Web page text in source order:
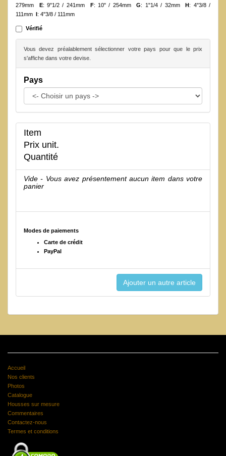
279mm
E: 9"1/2 / 241mm F: 10" / 254mmG: 1"1/4 / 32mm H : 4"3/8 /
111mm
: 4"3/8 / 111mm
Vérifié
Vous devez préalablement sélectionner votre pays pour que le prix
s'affiche dans votre devise.
Pays
Item
Prix unit.
Quantité
Vide - Vous avez présentement aucun item dans votre
panier
Modes de paiements
Carte de crédit
PayPal
Accueil
Nos clients
Photos
Catalogue
Housses sur mesure
Commentaires
Contactez-nous
Termes et conditions